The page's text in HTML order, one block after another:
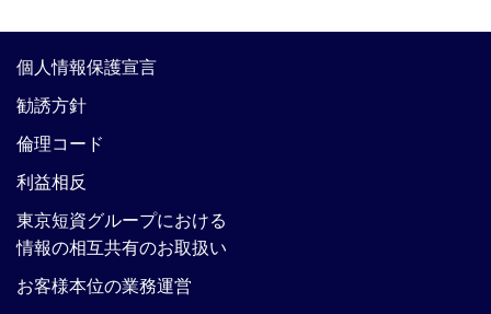
個人情報保護宣言
勧誘方針
倫理コード
利益相反
東京短資グループにおける
情報の相互共有のお取扱い
お客様本位の業務運営